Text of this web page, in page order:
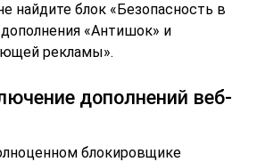
найдите блок «Безопасность в
«Антишок» и
рекламы».
дополнений веб-
блокировщике